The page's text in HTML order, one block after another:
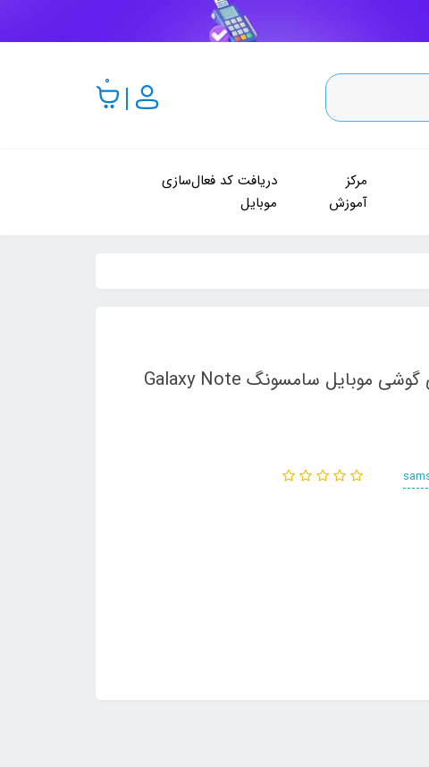
0
مرکز
آموزش
دریافت کد فعال‌سازی
موبایل
محافظ صفحه نمایش سرامیکی مناسب برای گوشی موبایل سامسونگ Galaxy Note